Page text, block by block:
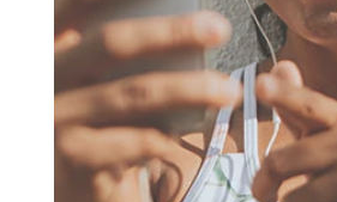
KILKA SŁÓW...